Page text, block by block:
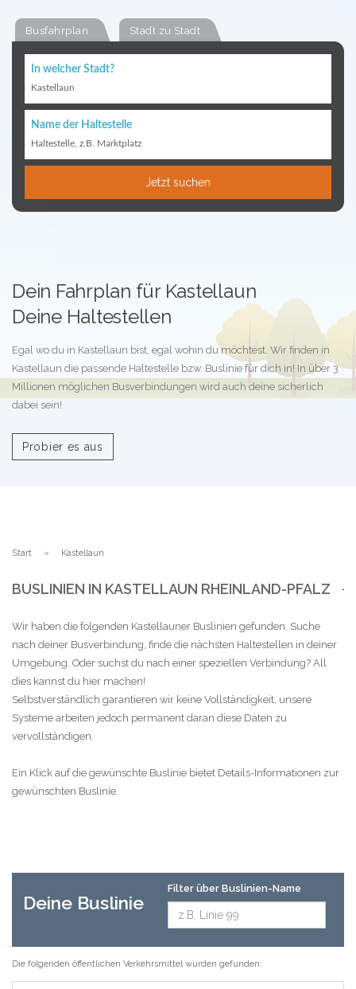
Busfahrplan Stadt zu Stadt
In welcher Stadt?
Kastellaun
Name der Haltestelle
Haltestelle, z.B. Marktplatz
Jetzt suchen
Dein Fahrplan für Kastellaun
Deine Haltestellen
Egal wo du in Kastellaun bist, egal wohin du möchtest. Wir finden in
Kastellaun die passende Haltestelle bzw. Buslinie für dich in! In über 3
Millionen möglichen Busverbindungen wird auch deine sicherlich
dabei sein!
Probier es aus
Start Kastellaun
BUSLINIEN IN KASTELLAUN RHEINLAND-PFALZ
Wir haben die folgenden Kastellauner Buslinien gefunden. Suche
nach deiner Busverbindung, finde die nächsten Haltestellen in deiner
Umgebung. Oder suchst du nach einer speziellen Verbindung? All
dies kannst du hier machen!
Selbstverständlich garantieren wir keine Vollständigkeit, unsere
Systeme arbeiten jedoch permanent daran diese Daten zu
vervollständigen.
Ein Klick auf die gewünschte Buslinie bietet Details-Informationen zur
gewünschten Buslinie.
Deine Buslinie
Filter über Buslinien-Name
Die folgenden öffentlichen Verkehrsmittel wurden gefunden: